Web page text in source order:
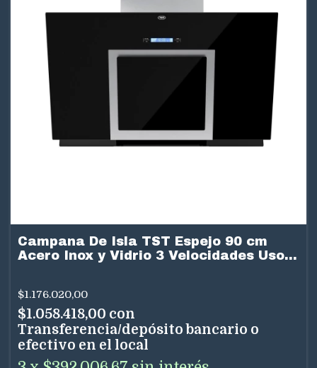
Campana De Isla TST Espejo 90 cm
Acero Inox y Vidrio 3 Velocidades Uso
$1.176.020,00
$1.058.418,00 con
Transferencia/depósito bancario o
efectivo en el local